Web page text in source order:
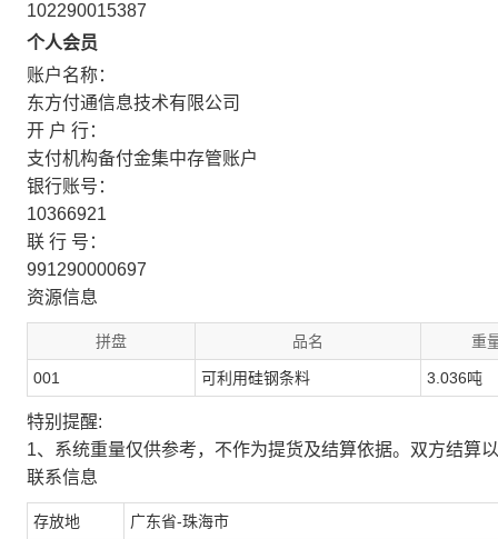
102290015387
个人会员
账户名称：
东方付通信息技术有限公司
开 户 行：
支付机构备付金集中存管账户
银行账号：
10366921
联 行 号：
991290000697
资源信息
拼盘 品名 重
001 可利用硅钢条料 3.036吨
特别提醒:
1、系统重量仅供参考，不作为提货及结算依据。双方结算
联系信息
存放地 广东省-珠海市